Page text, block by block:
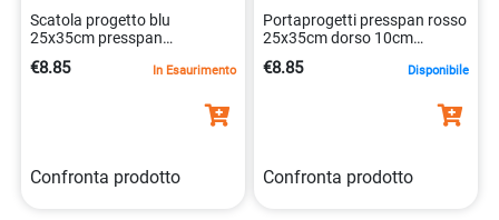
Scatola progetto blu
25x35cm presspan
monolucido dorso 10cm
cp10blu 8052286880311
€8.85
Confronta prodotto
Portaprogetti presspan rosso
25x35cm dorso 10cm
8052286880335
€8.85 Disponibile
Confronta prodotto